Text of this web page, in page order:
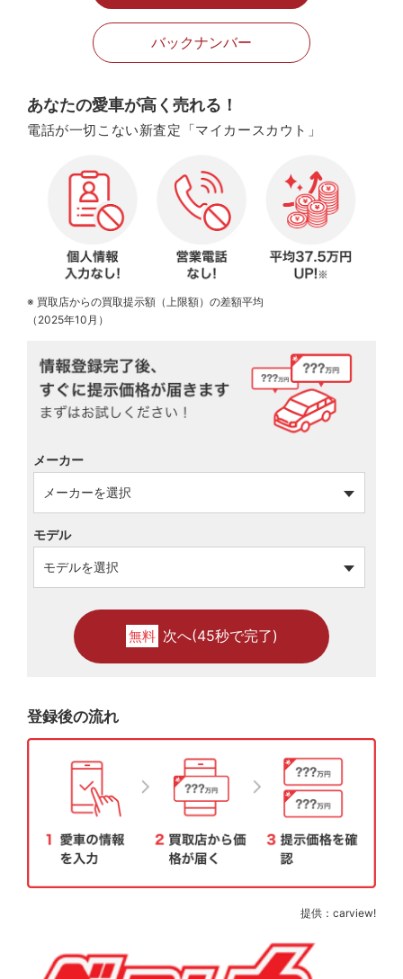
バックナンバー
あなたの愛車が高く売れる！
電話が一切こない新査定「マイカースカウト」
※ 買取店からの買取提示額（上限額）の差額平均
（2025年10月）
メーカー
モデル
無料 次へ(45秒で完了)
登録後の流れ
提供：carview!